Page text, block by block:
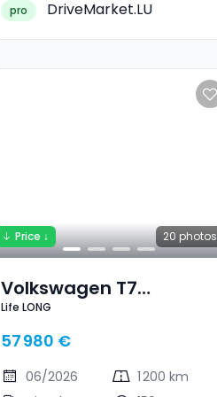
pro DriveMarket.LU
20 photos
Price ↓
Volkswagen T7
Multivan Life LONG
Life LONG
57 980 €
06/2026
1 200 km